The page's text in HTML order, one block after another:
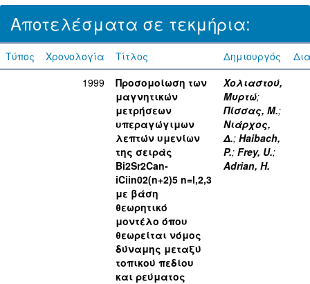
Αποτελέσματα σε τεκμήρια:
Τύπος Χρονολογία Τίτλος Δημιουργός
1999
Προσομοίωση των
μαγνητικών
μετρήσεων
υπεραγώγιμων
λεπτών υμενίων
της σειράς
Bi2Sr2Can-
iCiin02(n+2)5 n=l,2,3
με βάση
θεωρητικό
μοντέλο όπου
θεωρείται νόμος
δύναμης μεταξύ
τοπικού πεδίου
και ρεύματος
Χολιαστού,
Μυρτώ;
Πίσσας, M.;
Νιάρχος,
Δ.; Haibach,
P.; Frey, U.;
Adrian, Η.